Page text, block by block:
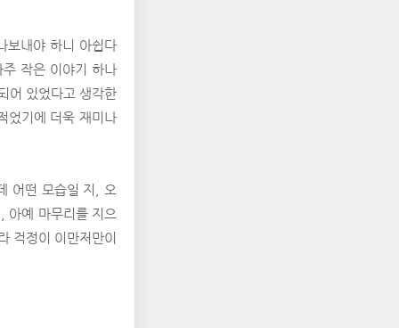
보내야 하니 아쉽다
주 작은 이야기 하나
어 있었다고 생각한
었기에 더욱 재미나
어떤 모습일 지, 오
아예 마무리를 지으
걱정이 이만저만이